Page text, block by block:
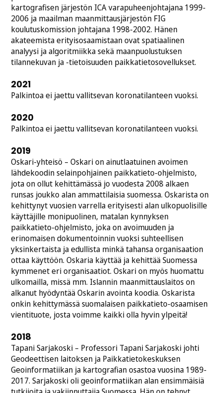
kartografisen järjestön ICA varapuheenjohtajana 1999-
2006 ja maailman maanmittausjärjestön FIG
koulutuskomission johtajana 1998-2002. Hänen
akateemista erityisosaamistaan ovat spatiaalinen
analyysi ja algoritmiikka sekä maanpuolustuksen
tilannekuvan ja -tietoisuuden paikkatietosovellukset.
2021
Palkintoa ei jaettu vallitsevan koronatilanteen vuoksi.
2020
Palkintoa ei jaettu vallitsevan koronatilanteen vuoksi.
2019
Oskari-yhteisö – Oskari on ainutlaatuinen avoimen
lähdekoodin selainpohjainen paikkatieto-ohjelmisto,
jota on ollut kehittämässä jo vuodesta 2008 alkaen
runsas joukko alan ammattilaisia suomessa. Oskarista on
kehittynyt vuosien varrella erityisesti alan ulkopuolisille
käyttäjille monipuolinen, matalan kynnyksen
paikkatieto-ohjelmisto, joka on avoimuuden ja
erinomaisen dokumentoinnin vuoksi suhteellisen
yksinkertaista ja edullista minkä tahansa organisaation
ottaa käyttöön. Oskaria käyttää ja kehittää Suomessa
kymmenet eri organisaatiot. Oskari on myös huomattu
ulkomailla, missä mm. Islannin maanmittauslaitos on
alkanut hyödyntää Oskarin avointa koodia. Oskarista
onkin kehittymässä suomalaisen paikkatieto-osaamisen
vientituote, josta voimme kaikki olla hyvin ylpeitä!
2018
Tapani Sarjakoski – Professori Tapani Sarjakoski johti
Geodeettisen laitoksen ja Paikkatietokeskuksen
Geoinformatiikan ja kartografian osastoa vuosina 1989-
2017. Sarjakoski oli geoinformatiikan alan ensimmäisiä